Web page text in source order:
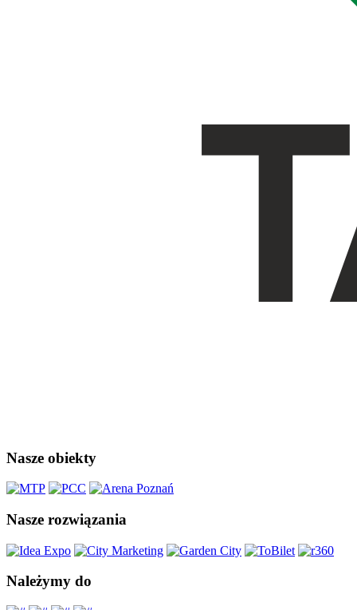
Nasze obiekty
Nasze rozwiązania
Należymy do